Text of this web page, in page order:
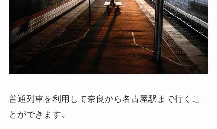
普通列車を利用して奈良から名古屋駅まで行くこ
とができます。